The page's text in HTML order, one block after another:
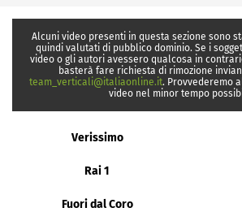
Alcuni video presenti in questa sezione sono
quindi valutati di pubblico dominio. Se i
video o gli autori avessero qualcosa in
basterà fare richiesta di rimozione
team_verticali@italiaonline.it. Provvederemo
video nel minor tempo
Verissimo
Rai 1
Fuori dal Coro